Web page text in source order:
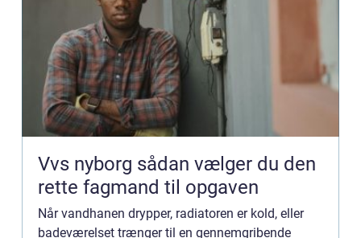
Vvs nyborg sådan vælger du den
rette fagmand til opgaven
Når vandhanen drypper, radiatoren er kold, eller
badeværelset trænger til en gennemgribende